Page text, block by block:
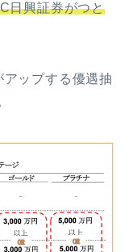
日興証券がつと
ップする優遇抽